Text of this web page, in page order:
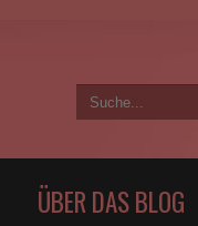
ÜBER DAS BLOG